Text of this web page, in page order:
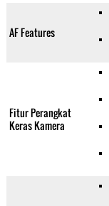
AF Features
Fitur Perangkat
Keras Kamera